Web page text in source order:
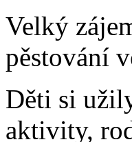
Velký
pěstování
Děti si
aktivity,